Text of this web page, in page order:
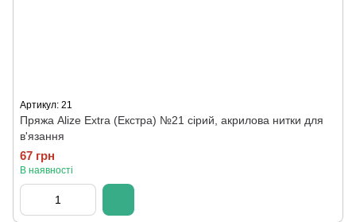
Артикул: 21
Пряжа Alize Extra (Екстра) №21 сірий, акрилова нитки для
в'язання
67 грн
В наявності